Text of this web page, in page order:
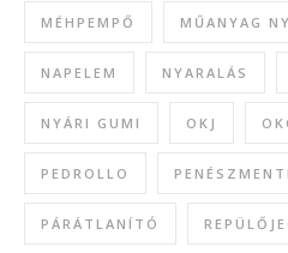
MÉHPEMPŐ MŰANYAG
NAPELEM NYARALÁS
NYÁRI GUMI OKJ
PEDROLLO
PÁRÁTLANÍTÓ